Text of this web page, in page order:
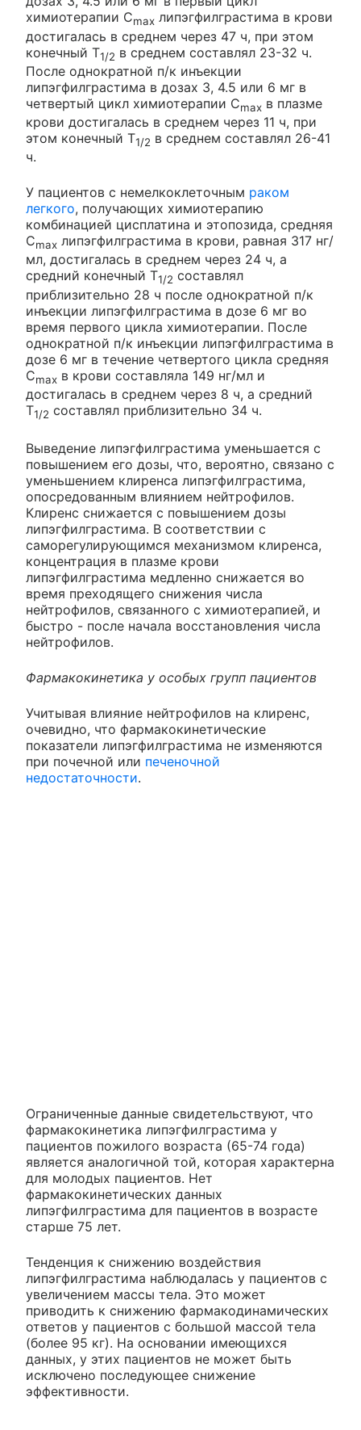
химиотерапии Сmax липэгфилграстима в крови
достигалась в среднем через 47 ч, при этом
конечный Т1/2 в среднем составлял 23-32 ч.
После однократной п/к инъекции
липэгфилграстима в дозах 3, 4.5 или 6 мг в
четвертый цикл химиотерапии Сmax в плазме
крови достигалась в среднем через 11 ч, при
этом конечный Т1/2 в среднем составлял 26-41
ч.
У пациентов с немелкоклеточным раком
легкого, получающих химиотерапию
комбинацией цисплатина и этопозида, средняя
Сmax липэгфилграстима в крови, равная 317 нг/
мл, достигалась в среднем через 24 ч, а
средний конечный Т1/2 составлял
приблизительно 28 ч после однократной п/к
инъекции липэгфилграстима в дозе 6 мг во
время первого цикла химиотерапии. После
однократной п/к инъекции липэгфилграстима в
дозе 6 мг в течение четвертого цикла средняя
Сmax в крови составляла 149 нг/мл и
достигалась в среднем через 8 ч, а средний
Т1/2 составлял приблизительно 34 ч.
Выведение липэгфилграстима уменьшается с
повышением его дозы, что, вероятно, связано с
уменьшением клиренса липэгфилграстима,
опосредованным влиянием нейтрофилов.
Клиренс снижается с повышением дозы
липэгфилграстима. В соответствии с
саморегулирующимся механизмом клиренса,
концентрация в плазме крови
липэгфилграстима медленно снижается во
время преходящего снижения числа
нейтрофилов, связанного с химиотерапией, и
быстро - после начала восстановления числа
нейтрофилов.
Фармакокинетика у особых групп пациентов
Учитывая влияние нейтрофилов на клиренс,
очевидно, что фармакокинетические
показатели липэгфилграстима не изменяются
при почечной или печеночной
недостаточности.
Ограниченные данные свидетельствуют, что
фармакокинетика липэгфилграстима у
пациентов пожилого возраста (65-74 года)
является аналогичной той, которая характерна
для молодых пациентов. Нет
фармакокинетических данных
липэгфилграстима для пациентов в возрасте
старше 75 лет.
Тенденция к снижению воздействия
липэгфилграстима наблюдалась у пациентов с
увеличением массы тела. Это может
приводить к снижению фармакодинамических
ответов у пациентов с большой массой тела
(более 95 кг). На основании имеющихся
данных, у этих пациентов не может быть
исключено последующее снижение
эффективности.